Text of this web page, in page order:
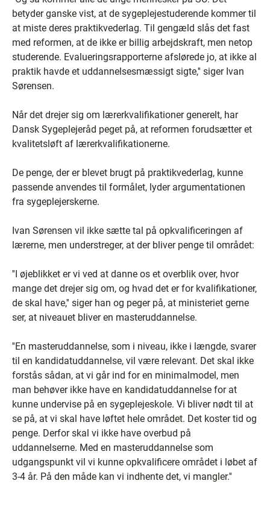
betyder ganske vist, at de sygeplejestuderende kommer til
at miste deres praktikvederlag. Til gengæld slås det fast
med reformen, at de ikke er billig arbejdskraft, men netop
studerende. Evalueringsrapporterne afslørede jo, at ikke al
praktik havde et uddannelsesmæssigt sigte,'' siger Ivan
Sørensen.
Når det drejer sig om lærerkvalifikationer generelt, har
Dansk Sygeplejeråd peget på, at reformen forudsætter et
kvalitetsløft af lærerkvalifikationerne.
De penge, der er blevet brugt på praktikvederlag, kunne
passende anvendes til formålet, lyder argumentationen
fra sygeplejerskerne.
Ivan Sørensen vil ikke sætte tal på opkvalificeringen af
lærerne, men understreger, at der bliver penge til området:
''I øjeblikket er vi ved at danne os et overblik over, hvor
mange det drejer sig om, og hvad det er for kvalifikationer,
de skal have,'' siger han og peger på, at ministeriet gerne
ser, at niveauet bliver en masteruddannelse.
''En masteruddannelse, som i niveau, ikke i længde, svarer
til en kandidatuddannelse, vil være relevant. Det skal ikke
forstås sådan, at vi går ind for en minimalmodel, men
man behøver ikke have en kandidatuddannelse for at
kunne undervise på en sygeplejeskole. Vi bliver nødt til at
se på, at vi skal have løftet hele området. Det koster tid og
penge. Derfor skal vi ikke have overbud på
uddannelserne. Med en masteruddannelse som
udgangspunkt vil vi kunne opkvalificere området i løbet af
3-4 år. På den måde kan vi indhente det, vi mangler.''